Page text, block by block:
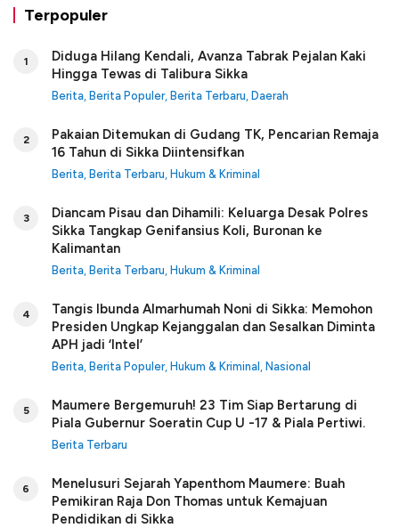
Terpopuler
1
Diduga Hilang Kendali, Avanza Tabrak Pejalan Kaki
Hingga Tewas di Talibura Sikka
Berita Berita Populer, Berita Terbaru Daerah
2
Pakaian Ditemukan di Gudang TK, Pencarian Remaja
16 Tahun di Sikka Diintensifkan
Berita Berita Terbaru Hukum & Kriminal
3
Diancam Pisau dan Dihamili: Keluarga Desak Polres
Sikka Tangkap Genifansius Koli, Buronan ke
Kalimantan
Berita Berita Terbaru Hukum & Kriminal
4
Tangis Ibunda Almarhumah Noni di Sikka: Memohon
Presiden Ungkap Kejanggalan dan Sesalkan Diminta
APH jadi ‘Intel’
Berita Berita Populer, Hukum & Kriminal Nasional
5
Maumere Bergemuruh! 23 Tim Siap Bertarung di
Piala Gubernur Soeratin Cup U -17 & Piala Pertiwi.
Berita Terbaru
6
Menelusuri Sejarah Yapenthom Maumere: Buah
Pemikiran Raja Don Thomas untuk Kemajuan
Pendidikan di Sikka